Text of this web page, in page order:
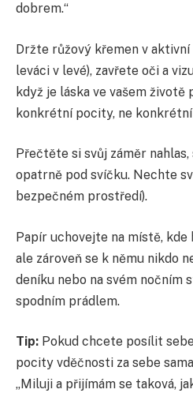
dobrem.“
Držte růžový křemen v
leváci v levé), zavřete oči a
když je láska ve vašem
konkrétní pocity, ne
Přečtěte si svůj záměr
opatrně pod svíčku. Nechte
bezpečném prostředí).
Papír uchovejte na místě,
ale zároveň se k němu nikdo
deníku nebo na svém nočním
spodním prádlem.
Tip: Pokud chcete posílit
pocity vděčnosti za sebe
„Miluji a přijímám se taková,